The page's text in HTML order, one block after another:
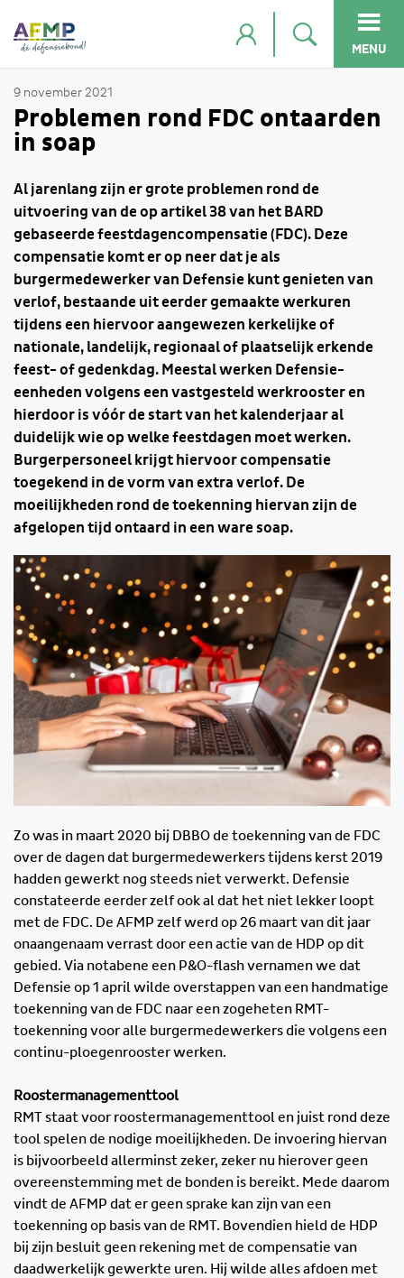
MENU
9 november 2021
Problemen rond FDC ontaarden
in soap
Al jarenlang zijn er grote problemen rond de
uitvoering van de op artikel 38 van het BARD
gebaseerde feestdagencompensatie (FDC). Deze
compensatie komt er op neer dat je als
burgermedewerker van Defensie kunt genieten van
verlof, bestaande uit eerder gemaakte werkuren
tijdens een hiervoor aangewezen kerkelijke of
nationale, landelijk, regionaal of plaatselijk erkende
feest- of gedenkdag. Meestal werken Defensie-
eenheden volgens een vastgesteld werkrooster en
hierdoor is vóór de start van het kalenderjaar al
duidelijk wie op welke feestdagen moet werken.
Burgerpersoneel krijgt hiervoor compensatie
toegekend in de vorm van extra verlof. De
moeilijkheden rond de toekenning hiervan zijn de
afgelopen tijd ontaard in een ware soap.
Zo was in maart 2020 bij DBBO de toekenning van de FDC
over de dagen dat burgermedewerkers tijdens kerst 2019
hadden gewerkt nog steeds niet verwerkt. Defensie
constateerde eerder zelf ook al dat het niet lekker loopt
met de FDC. De AFMP zelf werd op 26 maart van dit jaar
onaangenaam verrast door een actie van de HDP op dit
gebied. Via notabene een P&O-flash vernamen we dat
Defensie op 1 april wilde overstappen van een handmatige
toekenning van de FDC naar een zogeheten RMT-
toekenning voor alle burgermedewerkers die volgens een
continu-ploegenrooster werken.
Roostermanagementtool
RMT staat voor roostermanagementtool en juist rond deze
tool spelen de nodige moeilijkheden. De invoering hiervan
is bijvoorbeeld allerminst zeker, zeker nu hierover geen
overeenstemming met de bonden is bereikt. Mede daarom
vindt de AFMP dat er geen sprake kan zijn van een
toekenning op basis van de RMT. Bovendien hield de HDP
bij zijn besluit geen rekening met de compensatie van
daadwerkelijk gewerkte uren. Hij wilde alles afdoen met